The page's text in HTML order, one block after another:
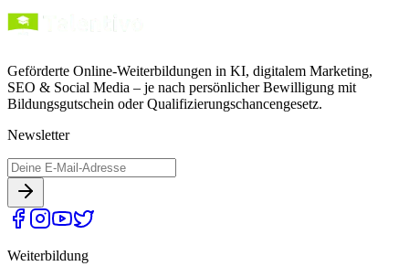
Geförderte Online-Weiterbildungen in KI, digitalem Marketing,
SEO & Social Media – je nach persönlicher Bewilligung mit
Bildungsgutschein oder Qualifizierungschancengesetz.
Newsletter
Weiterbildung